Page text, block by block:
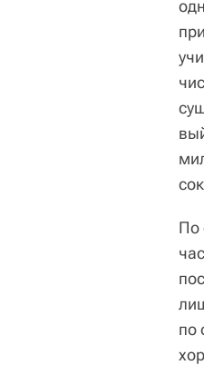
По
по